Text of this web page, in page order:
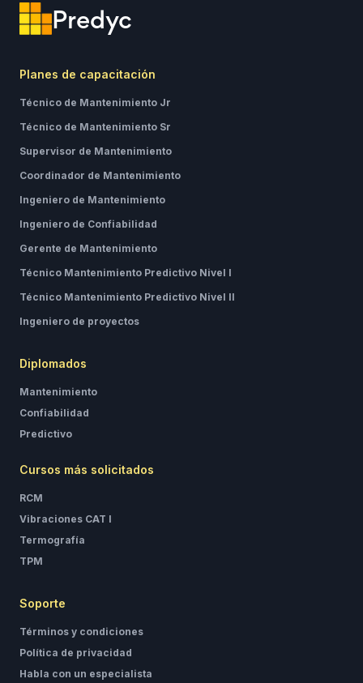
Predyc
Planes de capacitación
Técnico de Mantenimiento Jr
Técnico de Mantenimiento Sr
Supervisor de Mantenimiento
Coordinador de Mantenimiento
Ingeniero de Mantenimiento
Ingeniero de Confiabilidad
Gerente de Mantenimiento
Técnico Mantenimiento Predictivo Nivel I
Técnico Mantenimiento Predictivo Nivel II
Ingeniero de proyectos
Diplomados
Mantenimiento
Confiabilidad
Predictivo
Cursos más solicitados
RCM
Vibraciones CAT I
Termografía
TPM
Soporte
Términos y condiciones
Política de privacidad
Habla con un especialista